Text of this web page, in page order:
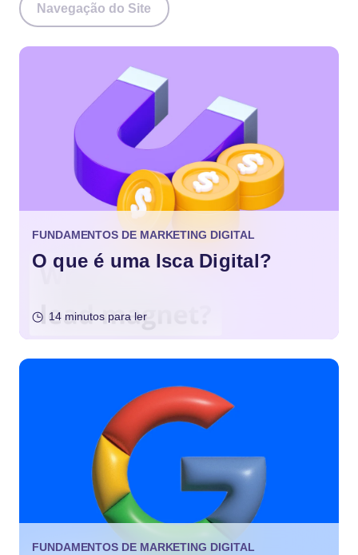
Navegação do Site
FUNDAMENTOS DE MARKETING DIGITAL
O que é uma Isca Digital?
14 minutos para ler
FUNDAMENTOS DE MARKETING DIGITAL